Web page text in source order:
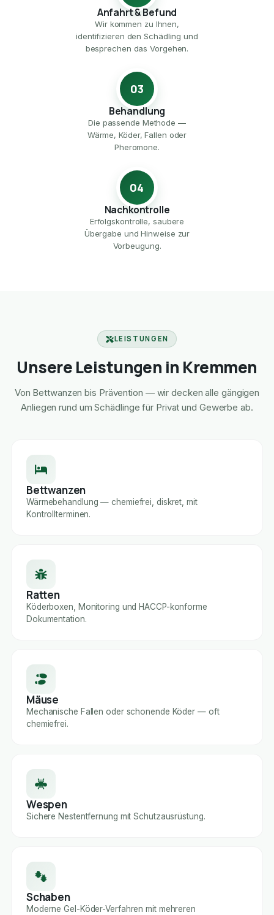
Anfahrt & Befund
Wir kommen zu Ihnen,
identifizieren den Schädling und
besprechen das Vorgehen.
03
Behandlung
Die passende Methode —
Wärme, Köder, Fallen oder
Pheromone.
04
Nachkontrolle
Erfolgskontrolle, saubere
Übergabe und Hinweise zur
Vorbeugung.
LEISTUNGEN
Unsere Leistungen in Kremmen
Von Bettwanzen bis Prävention — wir decken alle gängigen
Anliegen rund um Schädlinge für Privat und Gewerbe ab.
Bettwanzen
Wärmebehandlung — chemiefrei, diskret, mit
Kontrollterminen.
Ratten
Köderboxen, Monitoring und HACCP-konforme
Dokumentation.
Mäuse
Mechanische Fallen oder schonende Köder — oft
chemiefrei.
Wespen
Sichere Nestentfernung mit Schutzausrüstung.
Schaben
Moderne Gel-Köder-Verfahren mit mehreren